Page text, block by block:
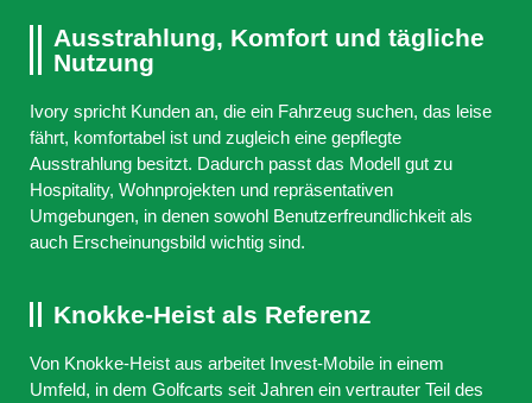
Ausstrahlung, Komfort und tägliche
Nutzung
Ivory spricht Kunden an, die ein Fahrzeug suchen, das leise
fährt, komfortabel ist und zugleich eine gepflegte
Ausstrahlung besitzt. Dadurch passt das Modell gut zu
Hospitality, Wohnprojekten und repräsentativen
Umgebungen, in denen sowohl Benutzerfreundlichkeit als
auch Erscheinungsbild wichtig sind.
Knokke-Heist als Referenz
Von Knokke-Heist aus arbeitet Invest-Mobile in einem
Umfeld, in dem Golfcarts seit Jahren ein vertrauter Teil des